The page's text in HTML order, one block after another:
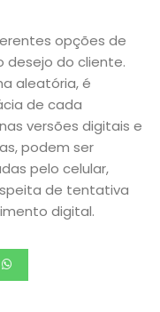
opções de
desejo do cliente.
aleatória, é
de cada
versões digitais e
podem ser
pelo celular,
de tentativa
digital.